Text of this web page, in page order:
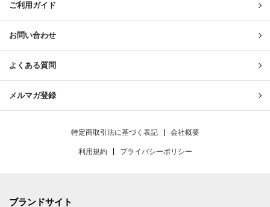
ご利用ガイド
お問い合わせ
よくある質問
メルマガ登録
特定商取引法に基づく表記 会社概要
利用規約 プライバシーポリシー
ブランドサイト